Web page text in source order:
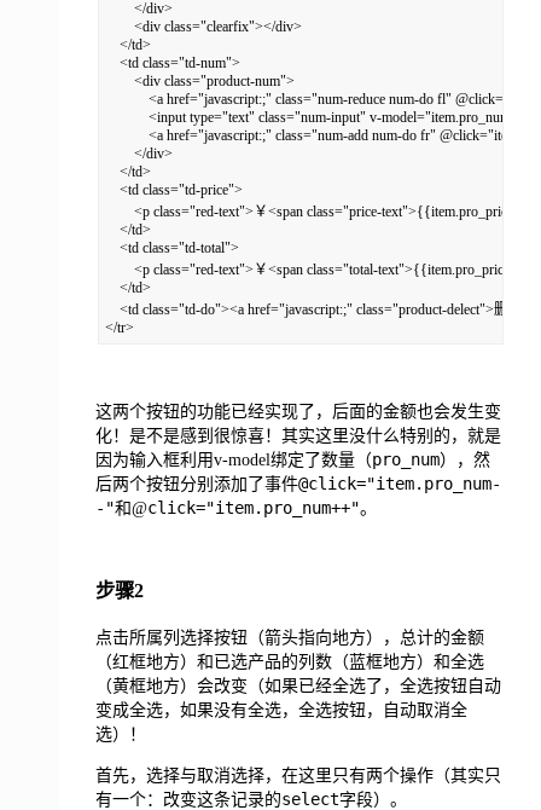
</div>
<div class="clearfix"></div>
</td>
<td class="td-num">
<div class="product-num">
<a href="javascript:;" class="num-reduce num-do fl"
<input type="text" class="num-input" v-model="item.pro_num">
<a href="javascript:;" class="num-add num-do fr"
</div>
</td>
<td class="td-price">
<p class="red-text">￥<span class="price-
</td>
<td class="td-total">
<p class="red-text">￥<span class="total-
</td>
<td class="td-do"><a href="javascript:;" class="product-delect">删除</
</tr>
这两个按钮的功能已经实现了，后面的金额也会发生变
化！是不是感到很惊喜！其实这里没什么特别的，就是
因为输入框利用v-model绑定了数量（pro_num），然
后两个按钮分别添加了事件@click="item.pro_num-
-"和@click="item.pro_num++"。
步骤2
点击所属列选择按钮（箭头指向地方），总计的金额
（红框地方）和已选产品的列数（蓝框地方）和全选
（黄框地方）会改变（如果已经全选了，全选按钮自动
变成全选，如果没有全选，全选按钮，自动取消全
选）！
首先，选择与取消选择，在这里只有两个操作（其实只
有一个：改变这条记录的select字段）。